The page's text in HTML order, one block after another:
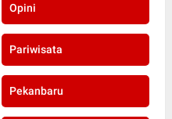
Opini
Pariwisata
Pekanbaru